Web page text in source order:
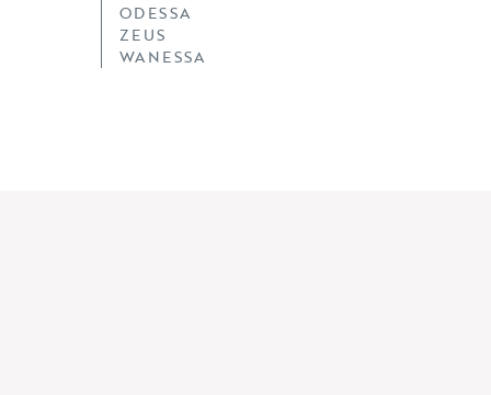
ODESSA
ZEUS
WANESSA